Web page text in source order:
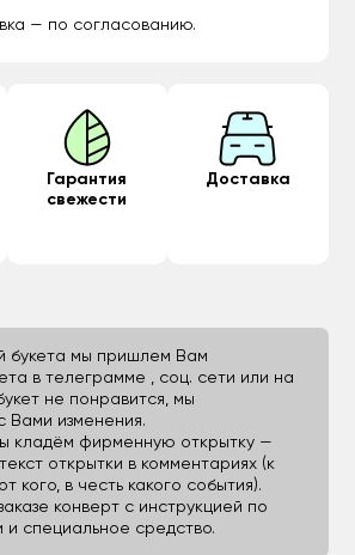
— по согласованию.
Гарантия
свежести
Доставка
букета мы пришлем Вам
в телеграмме , соц. сети или на
не понравится, мы
Вами изменения.
кладём фирменную открытку —
открытки в комментариях (к
кого, в честь какого события).
конверт с инструкцией по
и специальное средство.